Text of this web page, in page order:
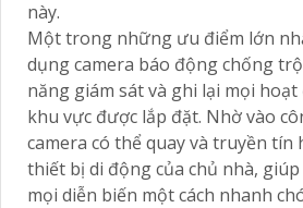
này.
Một trong những ưu điểm lớn
dụng camera báo động chống
năng giám sát và ghi lại mọi
khu vực được lắp đặt. Nhờ vào
camera có thể quay và truyền tín
thiết bị di động của chủ nhà,
mọi diễn biến một cách nhanh